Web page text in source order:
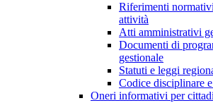
Riferimenti
attività
Atti amministrativi
Documenti di
gestionale
Statuti e leggi
Codice disciplinare
Oneri informativi per